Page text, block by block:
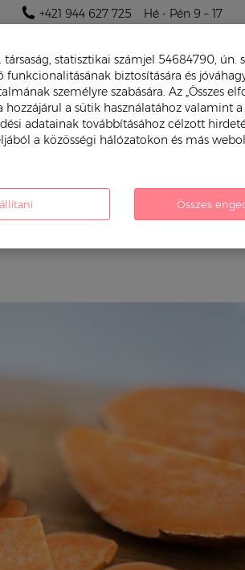
+421 944 627 725 Hé - Pén 9 – 17
JÁTÉKOK FIÚKNAK
társaság, statisztikai számjel 54684790, ún.
funkcionalitásának biztosítására és
személyre szabására. Az „Összes
a sütik használatához valamint
adatainak továbbításához célzott
a közösségi hálózatokon és más
Összes